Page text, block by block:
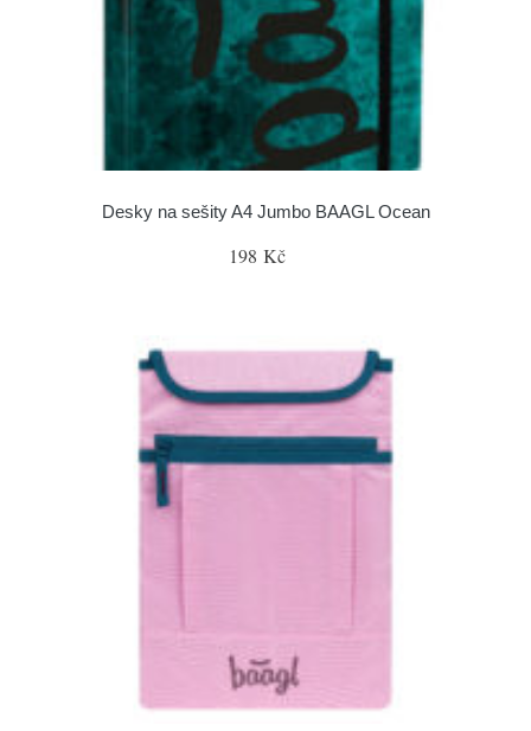
Desky na sešity A4 Jumbo BAAGL Ocean
198 Kč